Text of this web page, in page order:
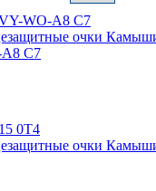
WO-A8 C7
0T4